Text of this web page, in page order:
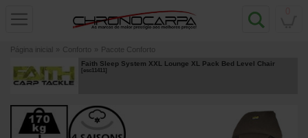
Página inicial » Conforto » Pacote Conforto
Faith Sleep System XXL Lounge XL Pack Bed Level Chair
[esc11411]